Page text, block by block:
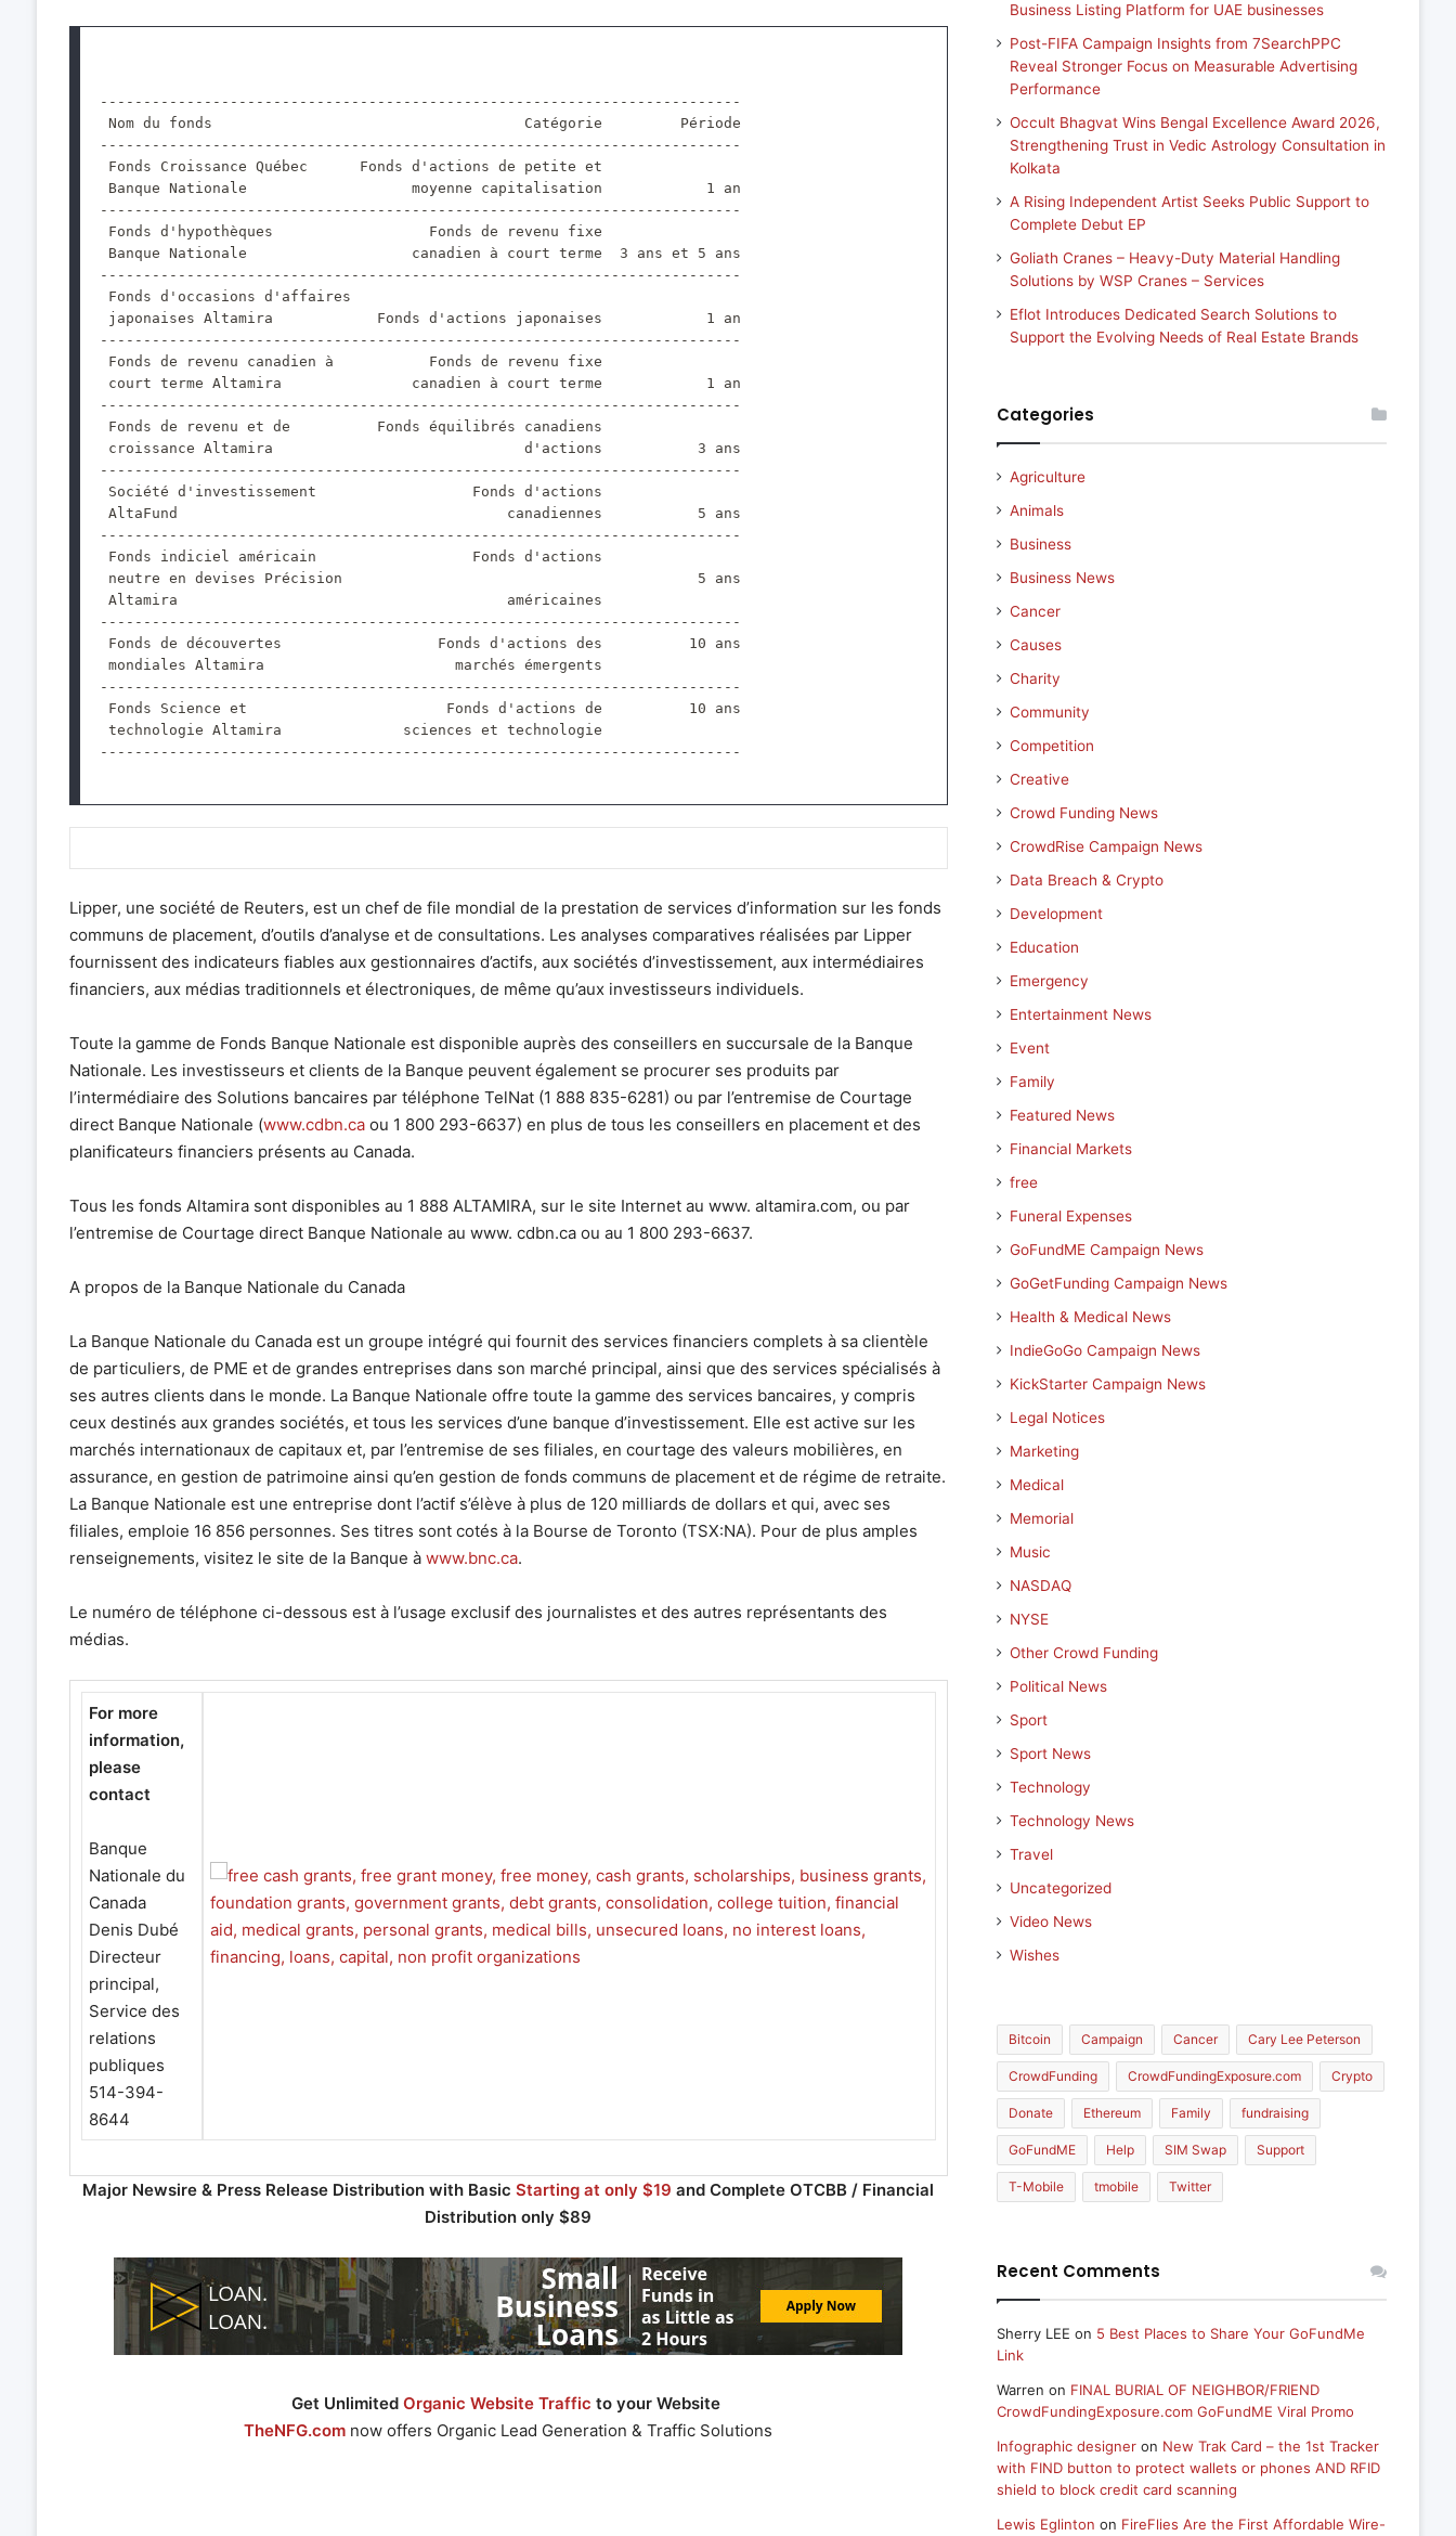
--------------------------------------------------------------------------
Nom du fonds                                    Catégorie         Période
--------------------------------------------------------------------------
Fonds Croissance Québec      Fonds d'actions de petite et
Banque Nationale                   moyenne capitalisation            1 an
--------------------------------------------------------------------------
Fonds d'hypothèques                  Fonds de revenu fixe
Banque Nationale                   canadien à court terme  3 ans et 5 ans
--------------------------------------------------------------------------
Fonds d'occasions d'affaires
japonaises Altamira            Fonds d'actions japonaises            1 an
--------------------------------------------------------------------------
Fonds de revenu canadien à           Fonds de revenu fixe
court terme Altamira               canadien à court terme            1 an
--------------------------------------------------------------------------
Fonds de revenu et de          Fonds équilibrés canadiens
croissance Altamira                             d'actions           3 ans
--------------------------------------------------------------------------
Société d'investissement                  Fonds d'actions
AltaFund                                      canadiennes           5 ans
--------------------------------------------------------------------------
Fonds indiciel américain                  Fonds d'actions
neutre en devises Précision                                         5 ans
Altamira                                      américaines
--------------------------------------------------------------------------
Fonds de découvertes                  Fonds d'actions des          10 ans
mondiales Altamira                      marchés émergents
--------------------------------------------------------------------------
Fonds Science et                       Fonds d'actions de          10 ans
technologie Altamira              sciences et technologie
--------------------------------------------------------------------------
Lipper, une société de Reuters, est un chef de file mondial de la prestation de services d’information sur les fonds
communs de placement, d’outils d’analyse et de consultations. Les analyses comparatives réalisées par Lipper
fournissent des indicateurs fiables aux gestionnaires d’actifs, aux sociétés d’investissement, aux intermédiaires
financiers, aux médias traditionnels et électroniques, de même qu’aux investisseurs individuels.
Toute la gamme de Fonds Banque Nationale est disponible auprès des conseillers en succursale de la Banque
Nationale. Les investisseurs et clients de la Banque peuvent également se procurer ses produits par
l’intermédiaire des Solutions bancaires par téléphone TelNat (1 888 835-6281) ou par l’entremise de Courtage
direct Banque Nationale (www.cdbn.caou 1 800 293-6637) en plus de tous les conseillers en placement et des
planificateurs financiers présents au Canada.
Tous les fonds Altamira sont disponibles au 1 888 ALTAMIRA, sur le site Internet au www. altamira.com, ou par
l’entremise de Courtage direct Banque Nationale au www. cdbn.ca ou au 1 800 293-6637.
A propos de la Banque Nationale du Canada
La Banque Nationale du Canada est un groupe intégré qui fournit des services financiers complets à sa clientèle
de particuliers, de PME et de grandes entreprises dans son marché principal, ainsi que des services spécialisés à
ses autres clients dans le monde. La Banque Nationale offre toute la gamme des services bancaires, y compris
ceux destinés aux grandes sociétés, et tous les services d’une banque d’investissement. Elle est active sur les
marchés internationaux de capitaux et, par l’entremise de ses filiales, en courtage des valeurs mobilières, en
assurance, en gestion de patrimoine ainsi qu’en gestion de fonds communs de placement et de régime de retraite.
La Banque Nationale est une entreprise dont l’actif s’élève à plus de 120 milliards de dollars et qui, avec ses
filiales, emploie 16 856 personnes. Ses titres sont cotés à la Bourse de Toronto (TSX:NA). Pour de plus amples
renseignements, visitez le site de la Banque à www.bnc.ca.
Le numéro de téléphone ci-dessous est à l’usage exclusif des journalistes et des autres représentants des
médias.
For more
information,
please
contact
Banque
Nationale du
Canada
Denis Dubé
Directeur
principal,
Service des
relations
publiques
514-394-
8644
Major Newsire & Press Release Distribution with BasicStarting at only $19and Complete OTCBB / Financial
Distribution only $89
Get UnlimitedOrganic Website Traffic to your Website
TheNFG.com now offers Organic Lead Generation & Traffic Solutions
Business Listing Platform for UAE businesses
Post-FIFA Campaign Insights from 7SearchPPC
Reveal Stronger Focus on Measurable Advertising
Performance
Occult Bhagvat Wins Bengal Excellence Award 2026,
Strengthening Trust in Vedic Astrology Consultation in
Kolkata
A Rising Independent Artist Seeks Public Support to
Complete Debut EP
Goliath Cranes – Heavy-Duty Material Handling
Solutions by WSP Cranes – Services
Eflot Introduces Dedicated Search Solutions to
Support the Evolving Needs of Real Estate Brands
Categories
Agriculture
Animals
Business
Business News
Cancer
Causes
Charity
Community
Competition
Creative
Crowd Funding News
CrowdRise Campaign News
Data Breach & Crypto
Development
Education
Emergency
Entertainment News
Event
Family
Featured News
Financial Markets
free
Funeral Expenses
GoFundME Campaign News
GoGetFunding Campaign News
Health & Medical News
IndieGoGo Campaign News
KickStarter Campaign News
Legal Notices
Marketing
Medical
Memorial
Music
NASDAQ
NYSE
Other Crowd Funding
Political News
Sport
Sport News
Technology
Technology News
Travel
Uncategorized
Video News
Wishes
Bitcoin Campaign Cancer Cary Lee Peterson
CrowdFunding CrowdFundingExposure.com Crypto
Donate Ethereum Family fundraising
GoFundME Help SIM Swap Support
T-Mobile tmobile Twitter
Recent Comments
Sherry LEE on 5 Best Places to Share Your GoFundMe
Link
Warren on FINAL BURIAL OF NEIGHBOR/FRIEND
CrowdFundingExposure.com GoFundME Viral Promo
Infographic designeron New Trak Card – the 1st Tracker
with FIND button to protect wallets or phones AND RFID
shield to block credit card scanning
Lewis Eglinton on FireFlies Are the First Affordable Wire-